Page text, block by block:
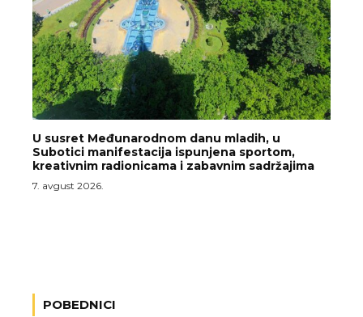
U susret Međunarodnom danu mladih, u
Subotici manifestacija ispunjena sportom,
kreativnim radionicama i zabavnim sadržajima
7. avgust 2026.
POBEDNICI